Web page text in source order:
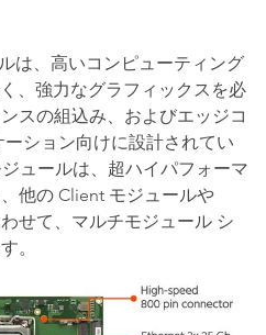
は、高いコンピューティング
、強力なグラフィックスを必
スの組込み、およびエッジコ
ション向けに設計されてい
ュールは、超ハイパフォーマ
他の Client モジュールや
せて、マルチモジュール シ
。